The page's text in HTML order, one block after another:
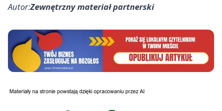
Autor:Zewnętrzny materiał partnerski